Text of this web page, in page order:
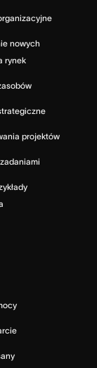
nowych
rynek
projektów